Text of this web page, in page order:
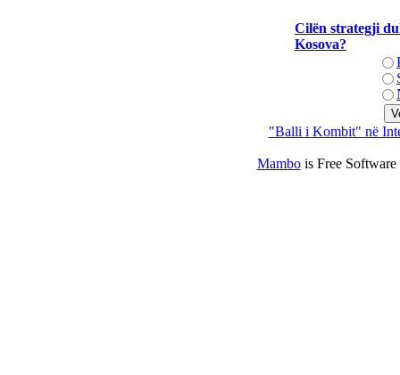
Cilën strategji
Kosova?
"Balli i Kombit" në
Mambois Free Software